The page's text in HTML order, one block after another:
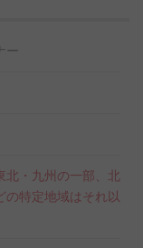
ー
北・九州の一部、北
の特定地域はそれ以